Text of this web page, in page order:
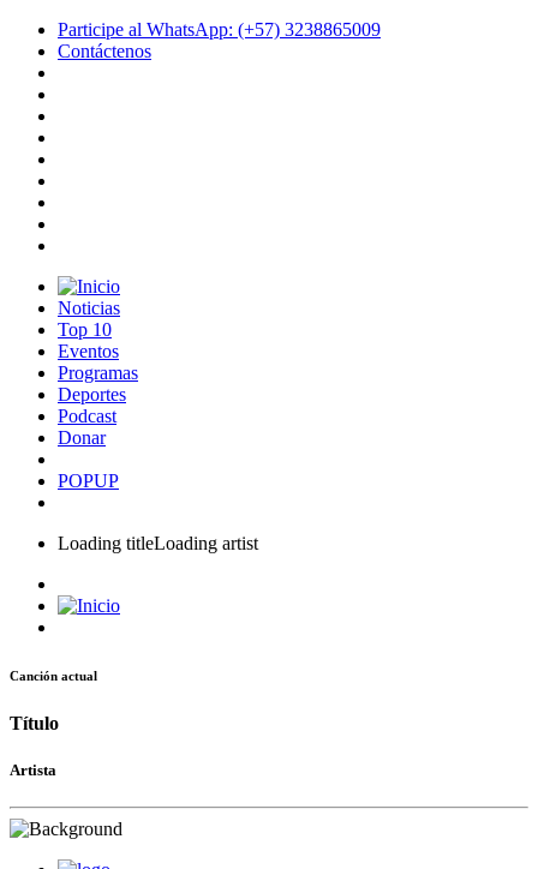
Participe al WhatsApp: (+57) 3238865009
Contáctenos
Noticias
Top 10
Eventos
Programas
Deportes
Podcast
Donar
POPUP
Loading titleLoading artist
Canción actual
Título
Artista